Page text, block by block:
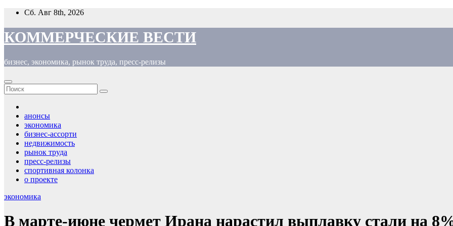
Перейти
содержимому
Сб. Авг 8th, 2026
КОММЕРЧЕСКИЕ ВЕСТИ
бизнес, экономика, рынок труда, пресс-релизы
анонсы
экономика
бизнес-ассорти
недвижимость
рынок труда
пресс-релизы
спортивная колонка
о проекте
экономика
В марте-июне чермет Ирана нарастил выплавку стали на